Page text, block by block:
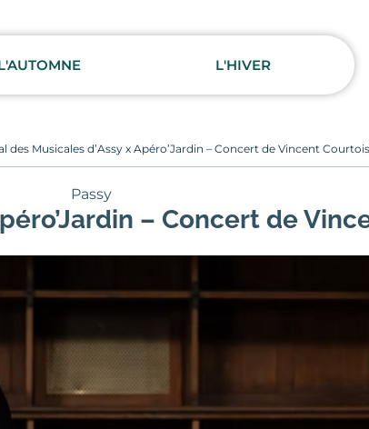
L'HIVER
des Musicales d’Assy x Apéro’Jardin – Concert de Vincent
Passy
– Concert de